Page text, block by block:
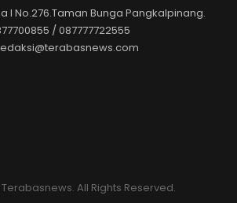
I No.276.Taman Bunga Pangkalpinang.
/ 087777722555
All Rights Reserved.